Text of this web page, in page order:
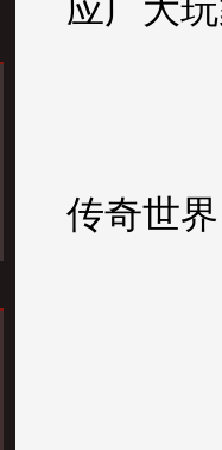
应广大
传奇世